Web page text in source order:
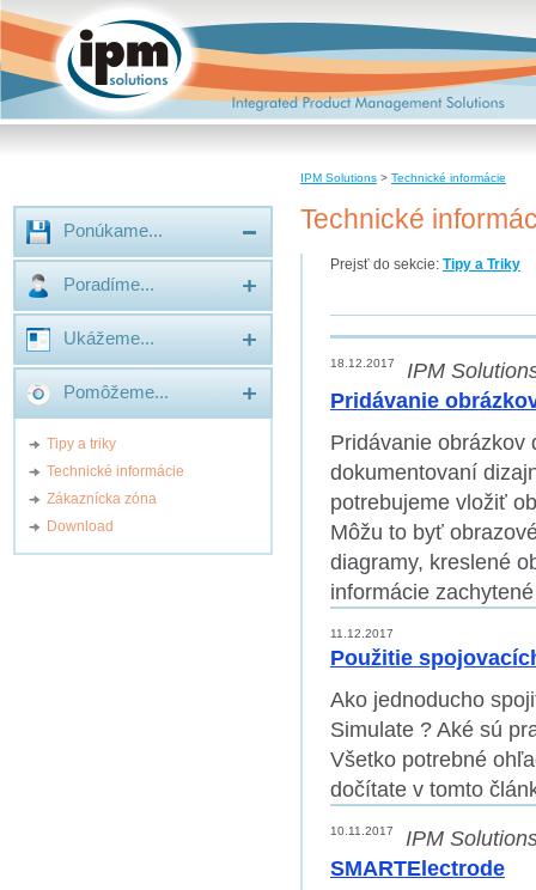
IPM Solutions
Integrated Product Management Solutions
IPM Solutions > Technické informácie
Technické
Prejsť do sekcie: Tipy a Triky
18.12.2017
IPM
Pridávanie
Pridávanie obrázkov
dokumentovaní
potrebujeme vložiť
Môžu to byť
diagramy, kreslené
informácie
11.12.2017
Použitie
Ako jednoducho
Simulate ? Aké sú
Všetko potrebné
dočítate v tomto
10.11.2017
IPM
SMARTElectrode
Ponúkame...
Poradíme...
Ukážeme...
Pomôžeme...
Tipy a triky
Technické informácie
Zákaznícka zóna
Download